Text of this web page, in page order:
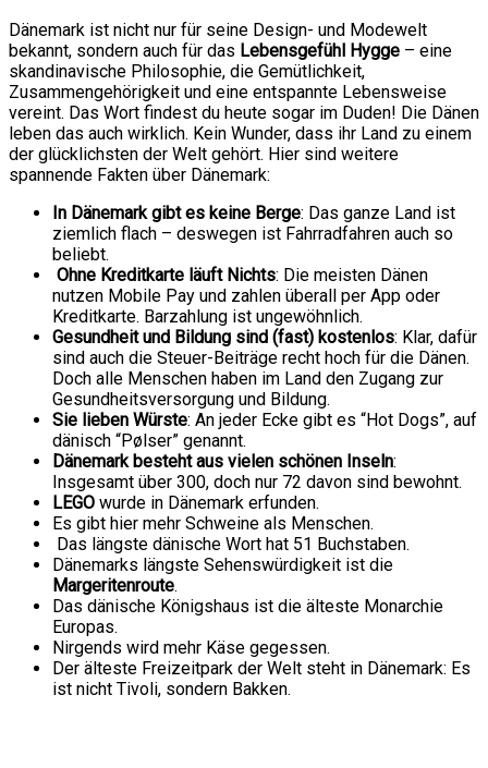
Dänemark ist nicht nur für seine Design- und Modewelt
bekannt, sondern auch für das Lebensgefühl Hygge – eine
skandinavische Philosophie, die Gemütlichkeit,
Zusammengehörigkeit und eine entspannte Lebensweise
vereint. Das Wort findest du heute sogar im Duden! Die Dänen
leben das auch wirklich. Kein Wunder, dass ihr Land zu einem
der glücklichsten der Welt gehört. Hier sind weitere
spannende Fakten über Dänemark:
In Dänemark gibt es keine Berge: Das ganze Land ist
ziemlich flach – deswegen ist Fahrradfahren auch so
beliebt.
Ohne Kreditkarte läuft Nichts: Die meisten Dänen
nutzen Mobile Pay und zahlen überall per App oder
Kreditkarte. Barzahlung ist ungewöhnlich.
Gesundheit und Bildung sind (fast) kostenlos: Klar, dafür
sind auch die Steuer-Beiträge recht hoch für die Dänen.
Doch alle Menschen haben im Land den Zugang zur
Gesundheitsversorgung und Bildung.
Sie lieben Würste: An jeder Ecke gibt es “Hot Dogs”, auf
dänisch “Pølser” genannt.
Dänemark besteht aus vielen schönen Inseln:
Insgesamt über 300, doch nur 72 davon sind bewohnt.
LEGO wurde in Dänemark erfunden.
Es gibt hier mehr Schweine als Menschen.
Das längste dänische Wort hat 51 Buchstaben.
Dänemarks längste Sehenswürdigkeit ist die
Margeritenroute.
Das dänische Königshaus ist die älteste Monarchie
Europas.
Nirgends wird mehr Käse gegessen.
Der älteste Freizeitpark der Welt steht in Dänemark: Es
ist nicht Tivoli, sondern Bakken.